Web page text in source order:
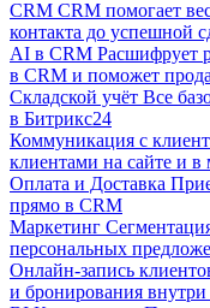
CRM CRM помогает
контакта до успешной
AI в CRM Расшифрует
в CRM и поможет
Складской учёт Все
в Битрикс24
Коммуникация с
клиентами на сайте и
Оплата и Доставка
прямо в CRM
Маркетинг
персональных
Онлайн-запись
и бронирования